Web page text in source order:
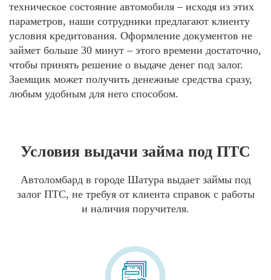
техническое состояние автомобиля – исходя из этих
параметров, наши сотрудники предлагают клиенту
условия кредитования. Оформление документов не
займет больше 30 минут – этого времени достаточно,
чтобы принять решение о выдаче денег под залог.
Заемщик может получить денежные средства сразу,
любым удобным для него способом.
Условия выдачи займа под ПТС
Автоломбард в городе Шатура выдает займы под
залог ПТС, не требуя от клиента справок с работы
и наличия поручителя.